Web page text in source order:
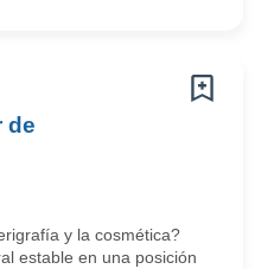
de
y la cosmética?
estable en una posición